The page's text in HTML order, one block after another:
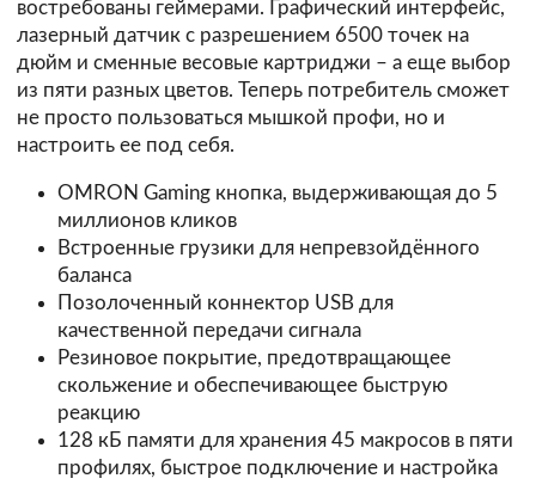
востребованы геймерами. Графический интерфейс,
лазерный датчик с разрешением 6500 точек на
дюйм и сменные весовые картриджи – а еще выбор
из пяти разных цветов. Теперь потребитель сможет
не просто пользоваться мышкой профи, но и
настроить ее под себя.
OMRON Gaming кнопка, выдерживающая до 5
миллионов кликов
Встроенные грузики для непревзойдённого
баланса
Позолоченный коннектор USB для
качественной передачи сигнала
Резиновое покрытие, предотвращающее
скольжение и обеспечивающее быструю
реакцию
128 кБ памяти для хранения 45 макросов в пяти
профилях, быстрое подключение и настройка